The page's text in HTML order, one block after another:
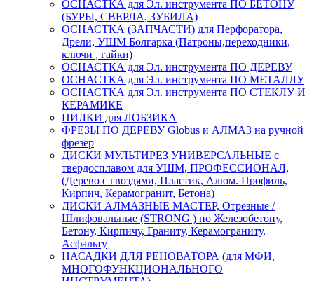
ОСНАСТКА для Эл. инструмента ПО БЕТОНУ
(БУРЫ, СВЕРЛА, ЗУБИЛА)
ОСНАСТКА (ЗАПЧАСТИ) для Перфоратора,
Дрели, УШМ Болгарка (Патроны,переходники,
ключи , гайки)
ОСНАСТКА для Эл. инструмента ПО ДЕРЕВУ
ОСНАСТКА для Эл. инструмента ПО МЕТАЛЛУ
ОСНАСТКА для Эл. инструмента ПО СТЕКЛУ И
КЕРАМИКЕ
ПИЛКИ для ЛОБЗИКА
ФРЕЗЫ ПО ДЕРЕВУ Globus и АЛМАЗ на ручной
фрезер
ДИСКИ МУЛЬТИРЕЗ УНИВЕРСАЛЬНЫЕ с
твердосплавом для УШМ, ПРОФЕССИОНАЛ,
(Дерево с гвоздями, Пластик, Алюм. Профиль,
Кирпич, Керамогранит, Бетона)
ДИСКИ АЛМАЗНЫЕ МАСТЕР, Отрезные /
Шлифовальные (STRONG ) по Железобетону,
Бетону, Кирпичу, Граниту, Керамограниту,
Асфальту
НАСАДКИ ДЛЯ РЕНОВАТОРА (для МФИ,
МНОГОФУНКЦИОНАЛЬНОГО